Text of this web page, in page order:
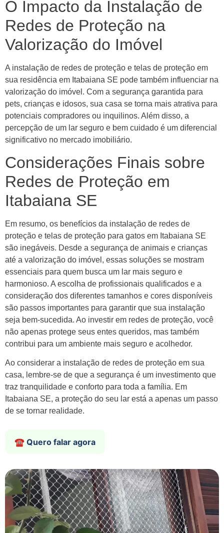
O Impacto da Instalação de
Redes de Proteção na
Valorização do Imóvel
A instalação de redes de proteção e telas de proteção em
sua residência em Itabaiana SE pode também influenciar na
valorização do imóvel. Com a segurança garantida para
pets, crianças e idosos, sua casa se torna mais atrativa para
potenciais compradores ou inquilinos. Além disso, a
percepção de um lar seguro e bem cuidado é um diferencial
significativo no mercado imobiliário.
Considerações Finais sobre
Redes de Proteção em
Itabaiana SE
Em resumo, os benefícios da instalação de redes de
proteção e telas de proteção para gatos em Itabaiana SE
são inegáveis. Desde a segurança de animais e crianças
até a valorização do imóvel, essas soluções se mostram
essenciais para quem busca um lar mais seguro e
harmonioso. A escolha de profissionais qualificados e a
consideração dos diferentes tamanhos e cores disponíveis
são passos importantes para garantir que sua instalação
seja bem-sucedida. Ao investir em redes de proteção, você
não apenas protege seus entes queridos, mas também
contribui para um ambiente mais seguro e acolhedor.
Ao considerar a instalação de redes de proteção em sua
casa, lembre-se de que a segurança é um investimento que
traz tranquilidade e conforto para toda a família. Em
Itabaiana SE, a proteção do seu lar está a apenas um passo
de se tornar realidade.
☎️ Quero falar agora